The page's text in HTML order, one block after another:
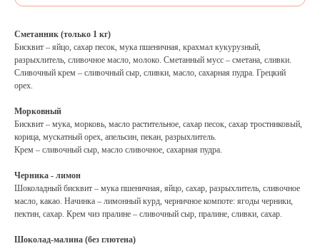
Сметанник (только 1 кг)
Бисквит – яйцо, сахар песок, мука пшеничная, крахмал кукурузный,
разрыхлитель, сливочное масло, молоко. Сметанный мусс – сметана, сливки.
Сливочный крем – сливочный сыр, сливки, масло, сахарная пудра. Грецкий
орех.
Морковный
Бисквит – мука, морковь, масло растительное, сахар песок, сахар тростниковый,
корица, мускатный орех, апельсин, пекан, разрыхлитель.
Крем – сливочный сыр, масло сливочное, сахарная пудра.
Черника - лимон
Шоколадный бисквит – мука пшеничная, яйцо, сахар, разрыхлитель, сливочное
масло, какао. Начинка – лимонный курд, черничное компоте: ягоды черники,
пектин, сахар. Крем чиз пралине – сливочный сыр, пралине, сливки, сахар.
Шоколад-малина (без глютена)